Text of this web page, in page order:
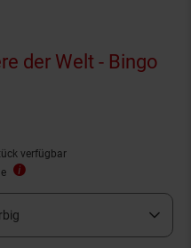
der Welt - Bingo
verfügbar